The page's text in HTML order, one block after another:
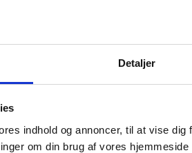
Detaljer
indhold og annoncer, til at vise
om din brug af vores